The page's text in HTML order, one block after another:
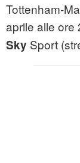
Tottenham-
aprile alle ore
Sky Sport